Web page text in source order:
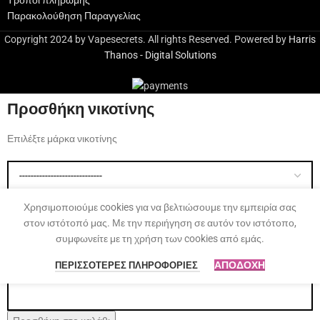
Φράουλα
Παρακολούθηση Παραγγελίας
Copyright 2024 by Vapesecrets. All rights Reserved. Powered by Harris
Thanos - Digital Solutions
Χρησιμοποιούμε cookies για να βελτιώσουμε την εμπειρία σας
στον ιστότοπό μας. Με την περιήγηση σε αυτόν τον ιστότοπο,
συμφωνείτε με τη χρήση των cookies από εμάς.
ΠΕΡΙΣΣΌΤΕΡΕΣ ΠΛΗΡΟΦΟΡΊΕΣ ΑΠΟΔΟΧΉ
Προσθήκη νικοτίνης
Επιλέξτε μάρκα νικοτίνης
Επιλέξτε πόση νικοτίνη θέλετε να έχει το υγρό σας